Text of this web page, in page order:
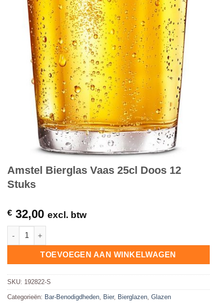
Amstel Bierglas Vaas 25cl Doos 12
Stuks
€ 32,00 excl. btw
Amstel Bierglas Vaas 25cl Doos 12 Stuks hoeveelheid
TOEVOEGEN AAN WINKELWAGEN
SKU: 192822-S
Categorieën: Bar-Benodigdheden, Bier, Bierglazen, Glazen